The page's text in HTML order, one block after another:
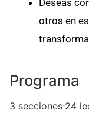
Deseas
otros en
Programa
3 secciones 24